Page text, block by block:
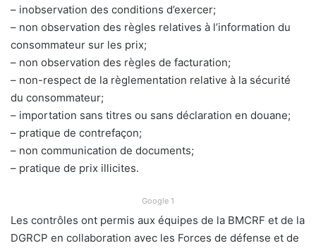
– inobservation des conditions d’exercer;
– non observation des règles relatives à l’information du
consommateur sur les prix;
– non observation des règles de facturation;
– non-respect de la règlementation relative à la sécurité
du consommateur;
– importation sans titres ou sans déclaration en douane;
– pratique de contrefaçon;
– non communication de documents;
– pratique de prix illicites.
Google 1
Les contrôles ont permis aux équipes de la BMCRF et de la
DGRCP en collaboration avec les Forces de défense et de